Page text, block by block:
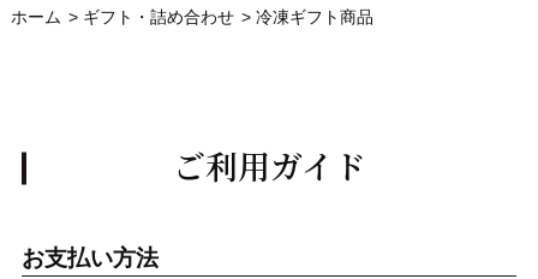
ホーム > ギフト・詰め合わせ > 冷凍ギフト商品
ご利用ガイド
お支払い方法